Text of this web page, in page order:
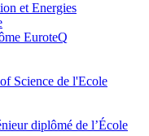
et Energies
EuroteQ
Science de l'Ecole
diplômé de l’École